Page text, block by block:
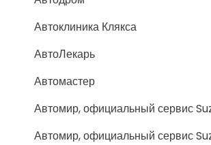
Автоклиника Клякса
АвтоЛекарь
Автомастер
Автомир, официальный сервис
Автомир, официальный сервис